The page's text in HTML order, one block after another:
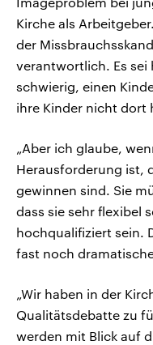
Kirche als
der
verantwortlich. Es sei
schwierig, einen
ihre Kinder nicht dort
„Aber ich glaube,
Herausforderung ist,
gewinnen sind. Sie
dass sie sehr flexibel
hochqualifiziert sein.
fast noch
„Wir haben in der
Qualitätsdebatte zu
werden mit Blick auf